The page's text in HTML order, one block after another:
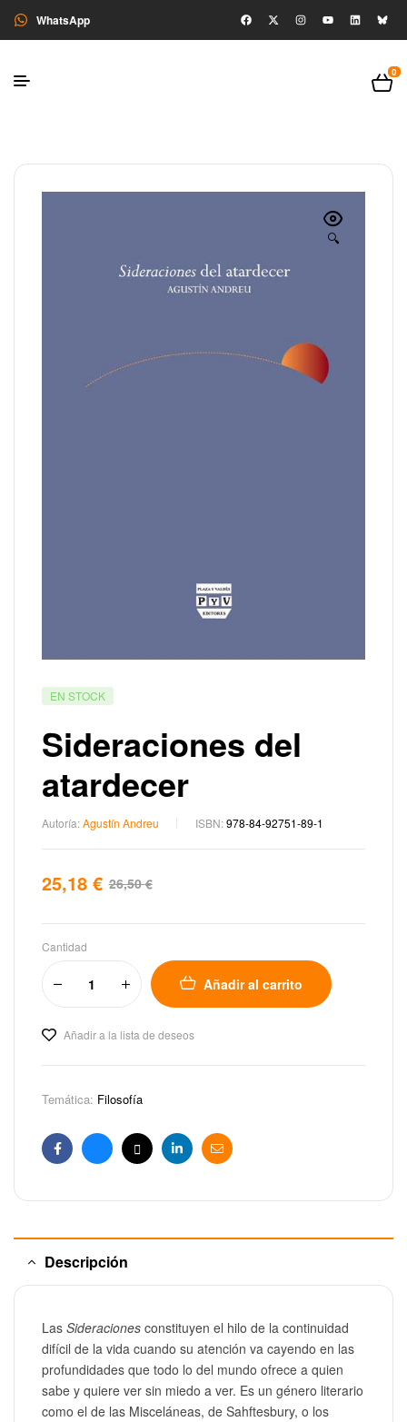
WhatsApp
0
🔍
EN STOCK
Sideraciones del
atardecer
Autoría:Agustín Andreu ISBN:978-84-92751-89-1
26,50€
25,18 €
Cantidad
Añadir al carrito
Añadir a la lista de deseos
Temática: Filosofía
FacebookBlueskyX LinkedinEmail
Descripción
Las Sideraciones constituyen el hilo de la continuidad
difícil de la vida cuando su atención va cayendo en las
profundidades que todo lo del mundo ofrece a quien
sabe y quiere ver sin miedo a ver. Es un género literario
como el de las Misceláneas, de Sahftesbury, o los